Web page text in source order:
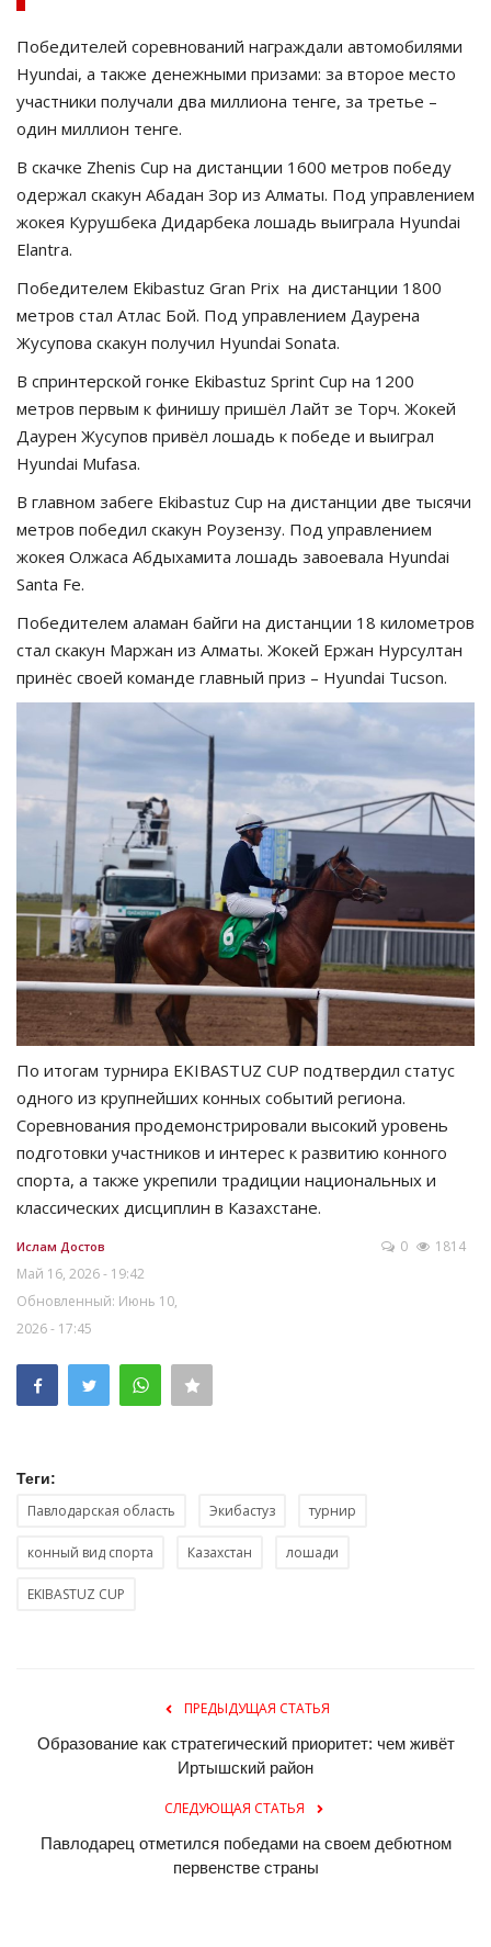
Победителей соревнований награждали автомобилями
Hyundai, а также денежными призами: за второе место
участники получали два миллиона тенге, за третье –
один миллион тенге.
В скачке Zhenis Cup на дистанции 1600 метров победу
одержал скакун Абадан Зор из Алматы. Под управлением
жокея Курушбека Дидарбека лошадь выиграла Hyundai
Elantra.
Победителем Ekibastuz Gran Prix на дистанции 1800
метров стал Атлас Бой. Под управлением Даурена
Жусупова скакун получил Hyundai Sonata.
В спринтерской гонке Ekibastuz Sprint Cup на 1200
метров первым к финишу пришёл Лайт зе Торч. Жокей
Даурен Жусупов привёл лошадь к победе и выиграл
Hyundai Mufasa.
В главном забеге Ekibastuz Cup на дистанции две тысячи
метров победил скакун Роузензу. Под управлением
жокея Олжаса Абдыхамита лошадь завоевала Hyundai
Santa Fe.
Победителем аламан байги на дистанции 18 километров
стал скакун Маржан из Алматы. Жокей Ержан Нурсултан
принёс своей команде главный приз – Hyundai Tucson.
По итогам турнира EKIBASTUZ CUP подтвердил статус
одного из крупнейших конных событий региона.
Соревнования продемонстрировали высокий уровень
подготовки участников и интерес к развитию конного
спорта, а также укрепили традиции национальных и
классических дисциплин в Казахстане.
Ислам Достов
Май 16, 2026 - 19:42
Обновленный: Июнь 10,
2026 - 17:45
0 1814
Теги:
Павлодарская область Экибастуз турнир
конный вид спорта Казахстан лошади
EKIBASTUZ CUP
ПРЕДЫДУЩАЯ СТАТЬЯ
Образование как стратегический приоритет: чем живёт
Иртышский район
СЛЕДУЮЩАЯ СТАТЬЯ
Павлодарец отметился победами на своем дебютном
первенстве страны